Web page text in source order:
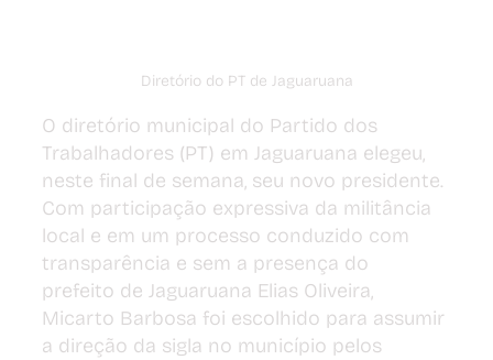
Diretório do PT de Jaguaruana
O diretório municipal do Partido dos
Trabalhadores (PT) em Jaguaruana elegeu,
neste final de semana, seu novo presidente.
Com participação expressiva da militância
local e em um processo conduzido com
transparência e sem a presença do
prefeito de Jaguaruana Elias Oliveira,
Micarto Barbosa foi escolhido para assumir
a direção da sigla no município pelos